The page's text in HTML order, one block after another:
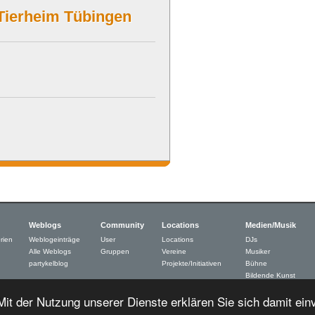
der Nutzung unserer Dienste erklären Sie sich damit
Tübingen
Weblogs
Weblogeinträge
Alle Weblogs
partykelblog
Community
User
Gruppen
Locations
Locations
Vereine
Projekte/Initiativen
Medien/Musik
DJs
Musiker
Bühne
Bildende Kunst
Schrifsteller